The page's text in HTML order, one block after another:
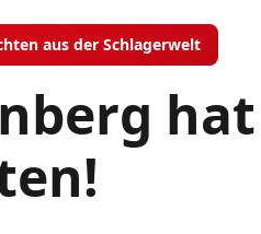
aus der Schlagerwelt